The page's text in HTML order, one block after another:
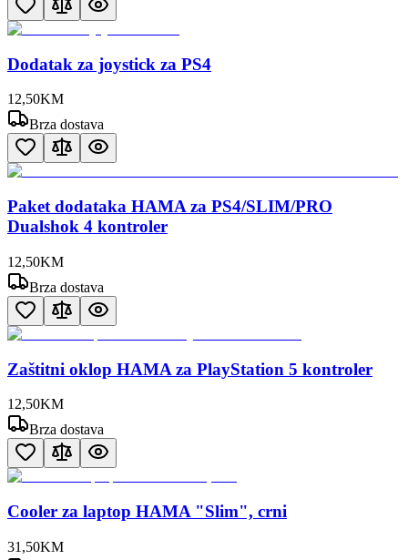
Dodatak za joystick za PS4
12,50KM
Brza dostava
Paket dodataka HAMA za PS4/SLIM/PRO
Dualshok 4 kontroler
12,50KM
Brza dostava
Zaštitni oklop HAMA za PlayStation 5 kontroler
12,50KM
Brza dostava
Cooler za laptop HAMA "Slim", crni
31 ,50KM